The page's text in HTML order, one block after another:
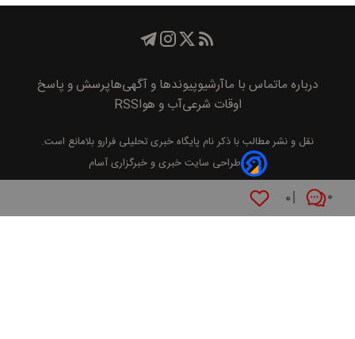
۰ ۰
درباره ماتماس با ماآرشیوپیوند‌ها و آگهی‌هاپرسش و پاسخ
اوقات شرعیآب و هواRSS
نقل و نشر مطالب با ذکر نام پايگاه خبری تحليلی فراروبلامانع است.
طراحی سایت خبری و خبرگزاری آسام